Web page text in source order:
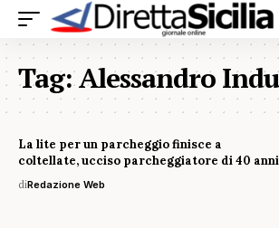
Tag:Alessandro
La lite per un parcheggio finisce a
coltellate, ucciso parcheggiatore di 40 anni
diRedazione Web